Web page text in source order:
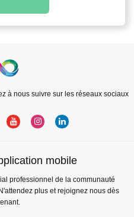
à nous suivre sur les réseaux sociaux
mobile
professionnel de la communauté
plus et rejoignez nous dès